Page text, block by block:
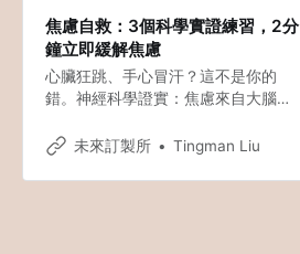
焦慮自救：3個科學實證練習，2分
鐘立即緩解焦慮
心臟狂跳、手心冒汗？這不是你的
錯。神經科學證實：焦慮來自大腦警
冷靜：生理性嘆息、煩惱時段法、正
未來訂製所 Tingman Liu